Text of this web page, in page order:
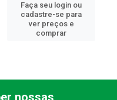
Faça seu login ou
cadastre-se para
ver preços e
comprar
nossas